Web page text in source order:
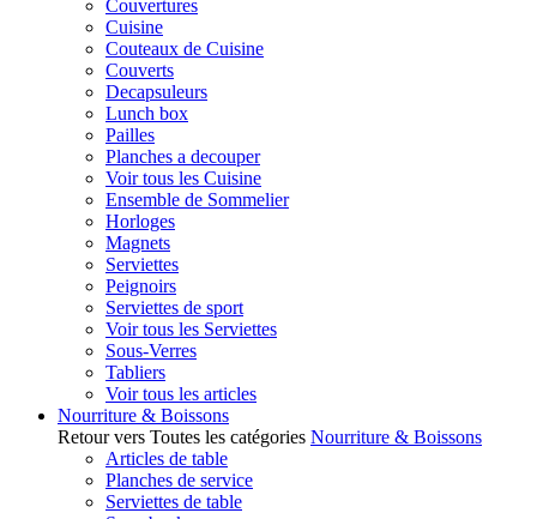
Couvertures
Cuisine
Couteaux de Cuisine
Couverts
Decapsuleurs
Lunch box
Pailles
Planches a decouper
Voir tous les Cuisine
Ensemble de Sommelier
Horloges
Magnets
Serviettes
Peignoirs
Serviettes de sport
Voir tous les Serviettes
Sous-Verres
Tabliers
Voir tous les articles
Nourriture & Boissons
Retour vers Toutes les catégories Nourriture & Boissons
Articles de table
Planches de service
Serviettes de table